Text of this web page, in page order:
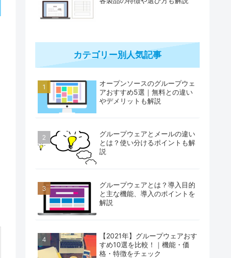
カテゴリー別人気記事
オープンソースのグループウェ
アおすすめ5選｜無料との違い
やデメリットも解説
グループウェアとメールの違い
とは？使い分けるポイントも解
説
グループウェアとは？導入目的
と主な機能、導入のポイントを
解説
【2021年】グループウェアおす
すめ10選を比較！｜機能・価
格・特徴をチェック